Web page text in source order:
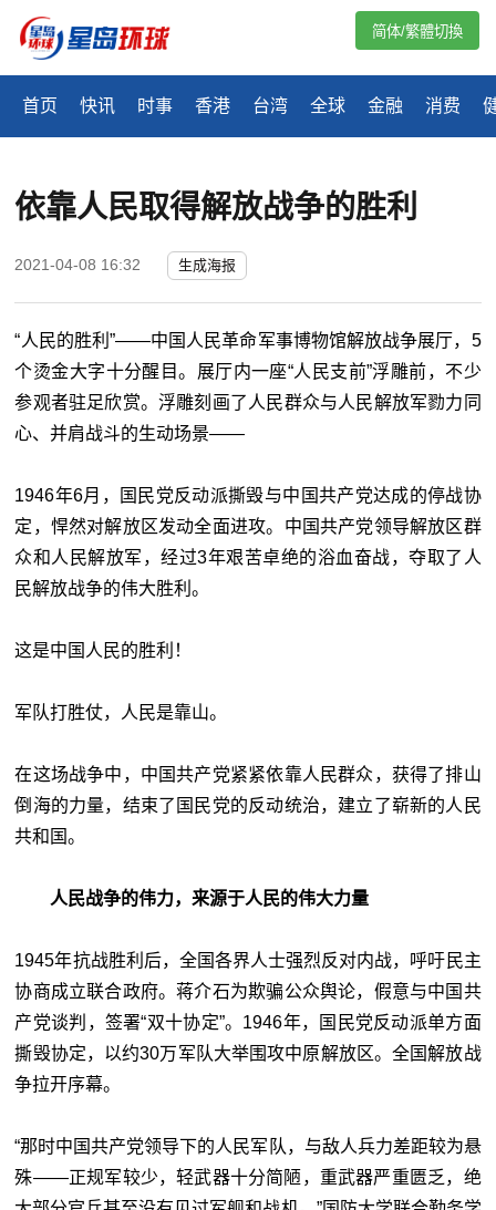
首页 快讯 时事 香港 台湾 全球 金融 消费
简体/繁體切換
依靠人民取得解放战争的胜利
2021-04-08 16:32 生成海报
“人民的胜利”——中国人民革命军事博物馆解放战争展厅，5
个烫金大字十分醒目。展厅内一座“人民支前”浮雕前，不少
参观者驻足欣赏。浮雕刻画了人民群众与人民解放军勠力同
心、并肩战斗的生动场景——
1946年6月，国民党反动派撕毁与中国共产党达成的停战协
定，悍然对解放区发动全面进攻。中国共产党领导解放区群
众和人民解放军，经过3年艰苦卓绝的浴血奋战，夺取了人
民解放战争的伟大胜利。
这是中国人民的胜利！
军队打胜仗，人民是靠山。
在这场战争中，中国共产党紧紧依靠人民群众，获得了排山
倒海的力量，结束了国民党的反动统治，建立了崭新的人民
共和国。
人民战争的伟力，来源于人民的伟大力量
1945年抗战胜利后，全国各界人士强烈反对内战，呼吁民主
协商成立联合政府。蒋介石为欺骗公众舆论，假意与中国共
产党谈判，签署“双十协定”。1946年，国民党反动派单方面
撕毁协定，以约30万军队大举围攻中原解放区。全国解放战
争拉开序幕。
“那时中国共产党领导下的人民军队，与敌人兵力差距较为悬
殊——正规军较少，轻武器十分简陋，重武器严重匮乏，绝